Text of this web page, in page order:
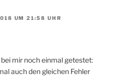
UM 21:58 UHR
mir noch einmal getestet:
auch den gleichen Fehler